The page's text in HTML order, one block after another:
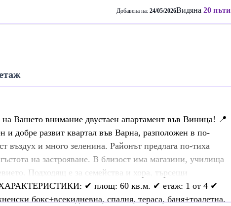
Добавена на: 24/05/2026Видяна 20 пъти
Вашето внимание двустаен апартамент във Виница! 📍
добре развит квартал във Варна, разположен в по-
въздух и много зеленина. Районът предлага по-тиха
на застрояване. В близост има магазини, училища
Подходящ е за семейства и хора, търсещи
✔ площ: 60 кв.м. ✔ етаж: 1 от 4 ✔
бокс+всекидневна, спалня, тераса, баня+тоалетна.